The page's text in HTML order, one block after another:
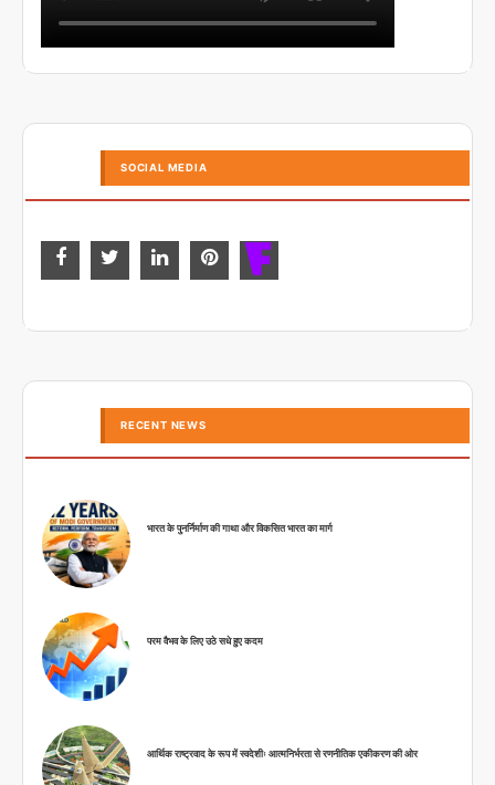
SOCIAL MEDIA
RECENT NEWS
भारत के पुनर्निर्माण की गाथा और विकसित भारत का मार्ग
परम वैभव के लिए उठे सधे हुए कदम
आर्थिक राष्ट्रवाद के रूप में स्वदेशीः आत्मनिर्भरता से रणनीतिक एकीकरण की ओर